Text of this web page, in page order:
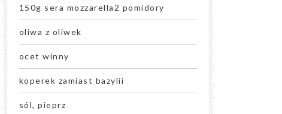
150g sera mozzarella2 pomidory
oliwa z oliwek
ocet winny
koperek zamiast bazylii
sól, pieprz